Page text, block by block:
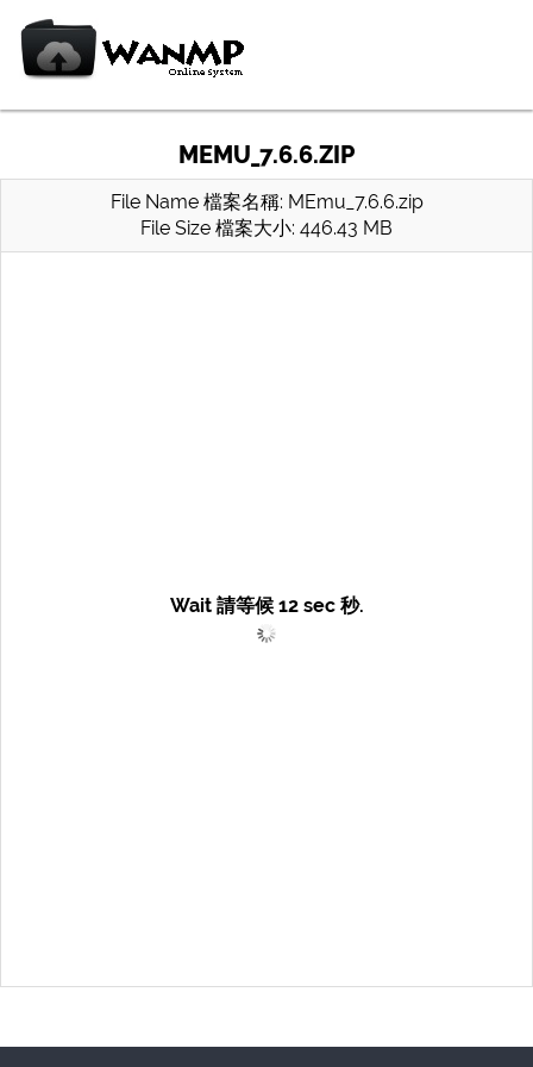
MEMU_7.6.6.ZIP
File Name 檔案名稱: MEmu_7.6.6.zip
File Size 檔案大小: 446.43 MB
Wait 請等候 12sec 秒.